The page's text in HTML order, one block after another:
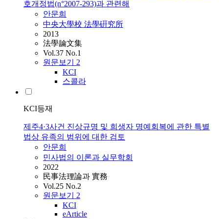
호개정법(n°2007-293)과 관련해
안문희
中央大學校 法學硏究所
2013
法學論文集
Vol.37 No.1
원문보기 2
KCI
스콜라
KCI등재
제주4·3사건 진상규명 및 희생자 명예회복에 관한 특별
법상 유족의 범위에 대한 검토
안문희
민사법의 이론과 실무학회
2022
民事法理論과 實務
Vol.25 No.2
원문보기 2
KCI
eArticle